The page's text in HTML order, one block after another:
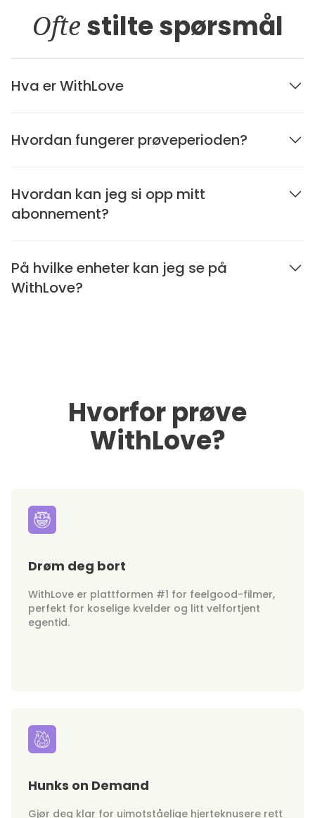
Ofte stilte spørsmål
Hva er WithLove
Hvordan fungerer prøveperioden?
Hvordan kan jeg si opp mitt
abonnement?
På hvilke enheter kan jeg se på
WithLove?
Hvorfor prøve
WithLove?
Drøm deg bort
WithLove er plattformen #1 for feelgood-filmer,
perfekt for koselige kvelder og litt velfortjent
egentid.
Hunks on Demand
Gjør deg klar for uimotståelige hjerteknusere rett